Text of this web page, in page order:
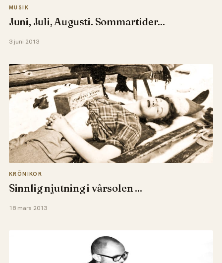
MUSIK
Juni, Juli, Augusti. Sommartider...
3 juni 2013
KRÖNIKOR
Sinnlig njutning i vårsolen ...
18 mars 2013